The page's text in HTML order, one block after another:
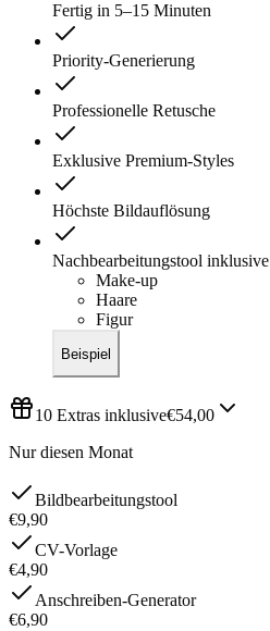
Fertig in 5–15 Minuten
Priority-Generierung
Professionelle Retusche
Exklusive Premium-Styles
Höchste Bildauflösung
Nachbearbeitungstool inklusive
Make-up
Haare
Figur
Beispiel
10 Extras inklusive€54,00
Nur diesen Monat
Bildbearbeitungstool
€9,90
CV-Vorlage
€4,90
Anschreiben-Generator
€6,90